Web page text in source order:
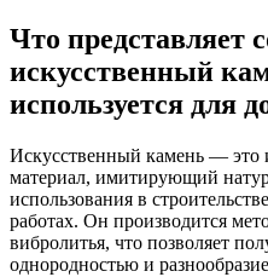
Что представляет
искусственный
используется для
Искусственный камень — это
материал, имитирующий
использования в
работах. Он производится
вибролитья, что позволяет
однородностью и